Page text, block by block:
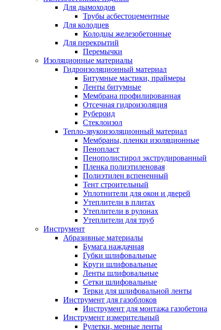
Для дымоходов
Трубы асбестоцементные
Для колодцев
Колодцы железобетонные
Для перекрытий
Перемычки
Изоляционные материалы
Гидроизоляционный материал
Битумные мастики, праймеры
Ленты битумные
Мембрана профилированная
Отсечная гидроизоляция
Рубероид
Стеклоизол
Тепло-звукоизоляционный материал
Мембраны, пленки изоляционные
Пенопласт
Пенополистирол экструдированный
Пленка полиэтиленовая
Полиэтилен вспененный
Тент строительный
Уплотнители для окон и дверей
Утеплители в плитах
Утеплители в рулонах
Утеплители для труб
Инструмент
Абразивные материалы
Бумага наждачная
Губки шлифовальные
Круги шлифовальные
Ленты шлифовальные
Сетки шлифовальные
Терки для шлифовальной ленты
Инструмент для газоблоков
Инструмент для монтажа газобетона
Инструмент измерительный
Рулетки, мерные ленты